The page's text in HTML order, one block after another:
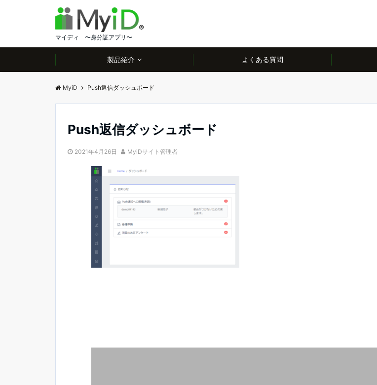
マイディ 〜身分証アプリ〜
製品紹介 よくある質問
MyiD Push返信ダッシュボード
Push返信ダッシュボード
2021年4月26日 MyiDサイト管理者